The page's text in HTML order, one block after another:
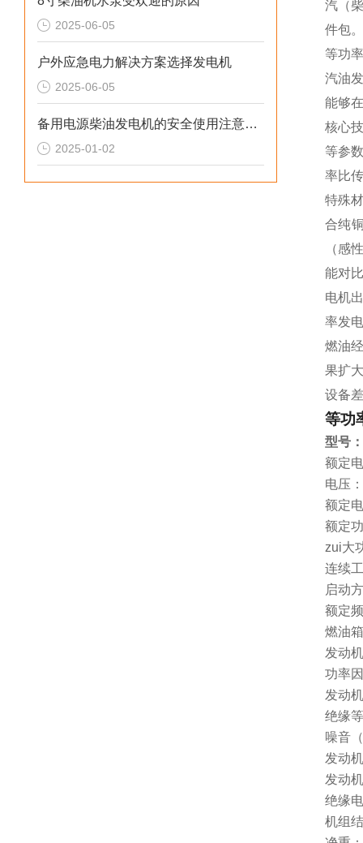
2025-06-05
户外应急电力解决方案选择发电机
2025-06-05
备用电源柴油发电机的安全使用注意事项
2025-01-02
汽（
件包。
等功
汽油
能够
核心
等参
率比
特殊
合纯
（感
能对
电机
率发
燃油
果扩
设备
等功
型号：
额定
电压
额定
额定
zui大
连续
启动
额定
燃油
发动
功率
发动
绝缘
噪音
发动
发动
绝缘
机组